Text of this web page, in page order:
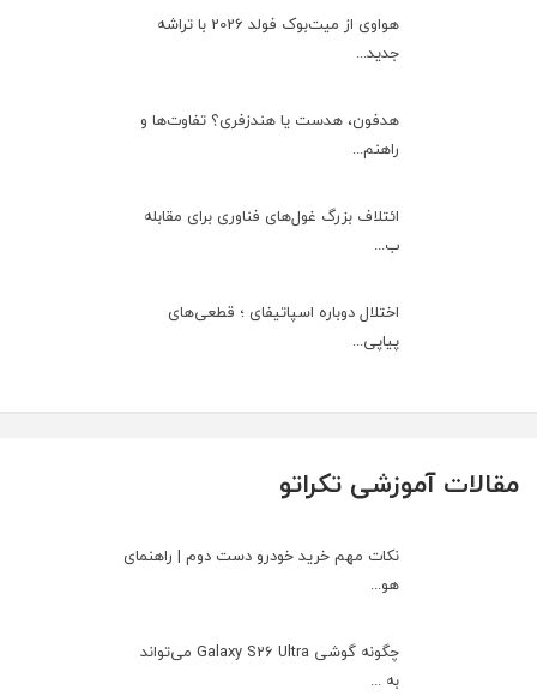
هواوی از میت‌بوک فولد 2026 با تراشه
جدید...
هدفون، هدست یا هندزفری؟ تفاوت‌ها و
راهنم...
ائتلاف بزرگ غول‌های فناوری برای مقابله
ب...
اختلال دوباره اسپاتیفای ؛ قطعی‌های
پیاپی...
مقالات آموزشی تکراتو
نکات مهم خرید خودرو دست دوم | راهنمای
هو...
چگونه گوشی Galaxy S26 Ultra می‌تواند
به ...